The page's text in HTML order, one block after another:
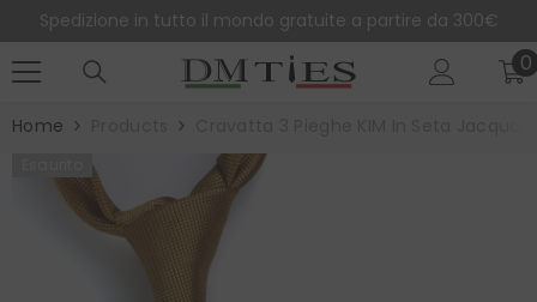
Spedizione in tutto il mondo gratuite a partire da 300€
00
Home